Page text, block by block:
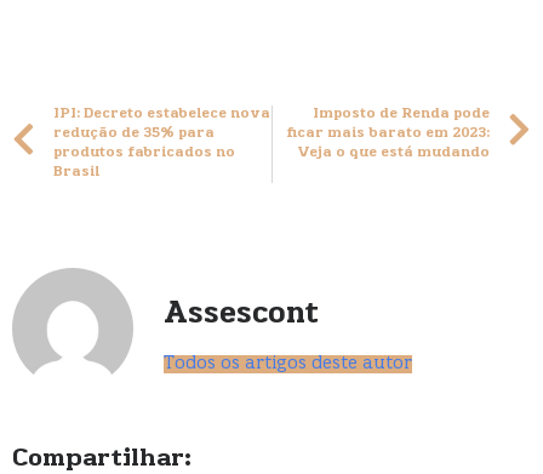
IPI: Decreto estabelece nova
redução de 35% para
produtos fabricados no
Brasil
Imposto de Renda pode
ficar mais barato em 2023:
Veja o que está mudando
Assescont
Todos os artigos deste autor
Compartilhar: